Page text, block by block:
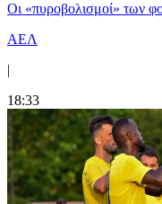
Οι «πυροβολισμοί» των
ΑΕΛ
|
18:33